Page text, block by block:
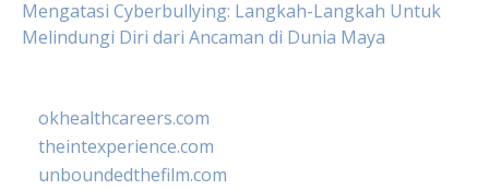
Mengatasi Cyberbullying: Langkah-Langkah Untuk
Melindungi Diri dari Ancaman di Dunia Maya
okhealthcareers.com
theintexperience.com
unboundedthefilm.com